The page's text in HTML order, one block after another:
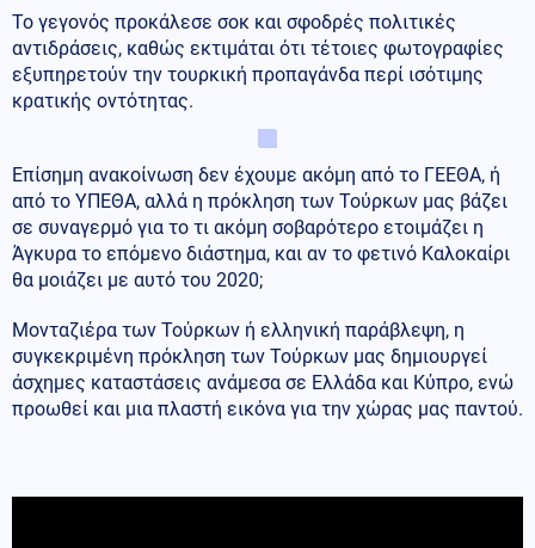
Το γεγονός προκάλεσε σοκ και σφοδρές πολιτικές
αντιδράσεις, καθώς εκτιμάται ότι τέτοιες φωτογραφίες
εξυπηρετούν την τουρκική προπαγάνδα περί ισότιμης
κρατικής οντότητας.
Επίσημη ανακοίνωση δεν έχουμε ακόμη από το ΓΕΕΘΑ, ή
από το ΥΠΕΘΑ, αλλά η πρόκληση των Τούρκων μας βάζει
σε συναγερμό για το τι ακόμη σοβαρότερο ετοιμάζει η
Άγκυρα το επόμενο διάστημα, και αν το φετινό Καλοκαίρι
θα μοιάζει με αυτό του 2020;
Μονταζιέρα των Τούρκων ή ελληνική παράβλεψη, η
συγκεκριμένη πρόκληση των Τούρκων μας δημιουργεί
άσχημες καταστάσεις ανάμεσα σε Ελλάδα και Κύπρο, ενώ
προωθεί και μια πλαστή εικόνα για την χώρας μας παντού.